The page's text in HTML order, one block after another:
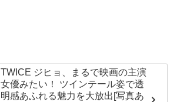
TWICE ジヒョ、まるで映画の主演
女優みたい！ ツインテール姿で透
明感あふれる魅力を大放出[写真あ